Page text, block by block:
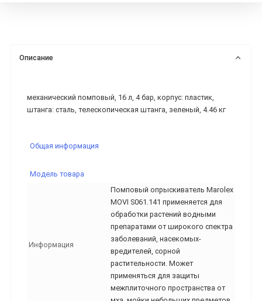
Описание
механический помповый, 16 л, 4 бар, корпус: пластик,
штанга: сталь, телескопическая штанга, зеленый, 4.46 кг
Общая информация
Модель товара
Информация
Помповый опрыскиватель Marolex
MOVI S061.141 применяется для
обработки растений водными
препаратами от широкого спектра
заболеваний, насекомых-
вредителей, сорной
растительности. Может
применяться для защиты
межплиточного пространства от